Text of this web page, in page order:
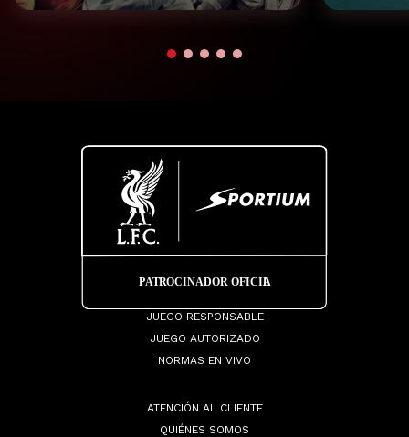
JUEGO RESPONSABLE
JUEGO AUTORIZADO
NORMAS EN VIVO
ATENCIÓN AL CLIENTE
QUIÉNES SOMOS